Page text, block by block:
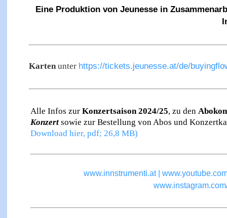
Eine Produktion von Jeunesse in
Karten unter https://tickets.jeunesse.at/de/
Alle Infos zur Konzertsaison 2024/25, zu den
Konzertsowie zur Bestellung von Abos und
Download hier, pdf; 26,8 MB)
www.innstrumenti.at|